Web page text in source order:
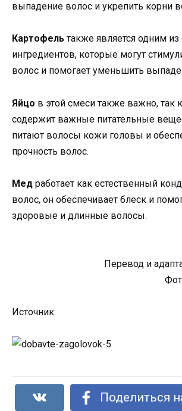
выпадение волос и укрепить корни
Картофель также является одним
ингредиентов, которые могут
волос и помогает уменьшить
Яйцо в этой смеси также важно, так
содержит важные питательные
питают волосы кожи головы и
прочность волос.
Мед работает как естественный
волос, он обеспечивает блеск и
здоровые и длинные волосы.
Перевод и
Источник
Поделиться